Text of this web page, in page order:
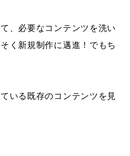
、必要なコンテンツを洗い
く新規制作に邁進！でもち
いる既存のコンテンツを見